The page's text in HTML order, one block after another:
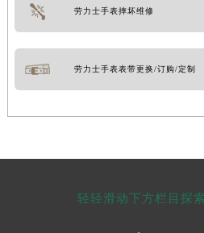
劳力士手表摔坏维修
劳力士手表表带更换/订购/定制
轻轻滑动下方栏目探